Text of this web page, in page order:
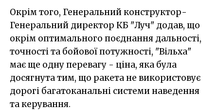
Окрім того, Генеральний конструктор-
Генеральний директор КБ "Луч" додав, що
окрім оптимального поєднання дальності,
точності та бойової потужності, "Вільха"
має ще одну перевагу - ціна, яка була
досягнута тим, що ракета не використовує
дорогі багатоканальні системи наведення
та керування.